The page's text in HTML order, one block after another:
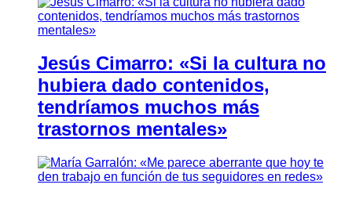
Jesús Cimarro: «Si la cultura no
hubiera dado contenidos,
tendríamos muchos más
trastornos mentales»